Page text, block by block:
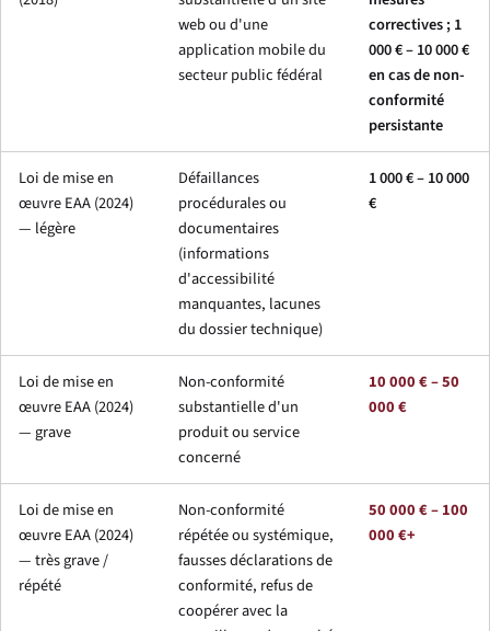
web ou d'une
application mobile du
secteur public fédéral
correctives ; 1
000 € – 10 000 €
en cas de non-
conformité
persistante
Loi de mise en
œuvre EAA (2024)
— légère
Défaillances
procédurales ou
documentaires
(informations
d'accessibilité
manquantes, lacunes
du dossier technique)
1 000 € – 10 000
€
Loi de mise en
œuvre EAA (2024)
— grave
Non-conformité
substantielle d'un
produit ou service
concerné
10 000 € – 50
000 €
Loi de mise en
œuvre EAA (2024)
— très grave /
répété
Non-conformité
répétée ou systémique,
fausses déclarations de
conformité, refus de
coopérer avec la
50 000 € – 100
000 €+